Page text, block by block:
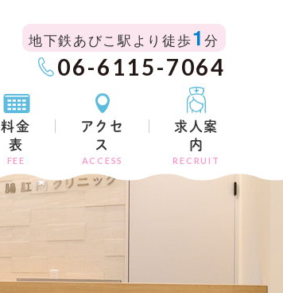
地下鉄あびこ駅より徒歩1分
06-6115-7064
料金
表
FEE
アクセ
ス
ACCESS
求人案
内
RECRUIT